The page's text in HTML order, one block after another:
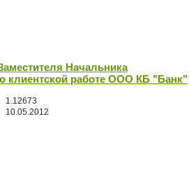
Начальника
клиентской работе ООО КБ "Банк"
1.12673
10.05.2012